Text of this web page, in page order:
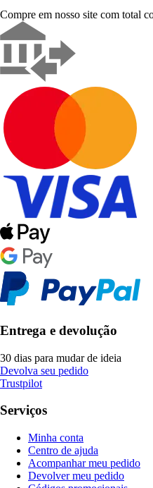
Compre em nosso site com total
Entrega e devolução
30 dias para mudar de ideia
Devolva seu pedido
Trustpilot
Serviços
Minha conta
Centro de ajuda
Acompanhar meu pedido
Devolver meu pedido